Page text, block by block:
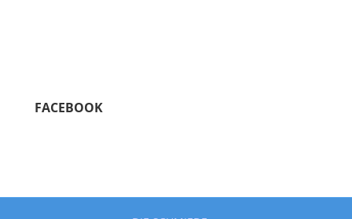
FACEBOOK